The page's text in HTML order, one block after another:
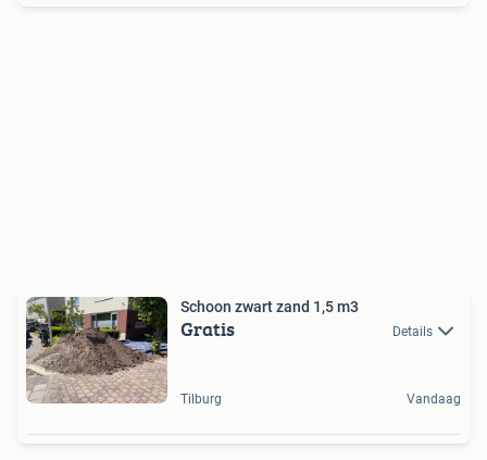
Schoon zwart zand 1,5 m3
Gratis Details
Tilburg Vandaag